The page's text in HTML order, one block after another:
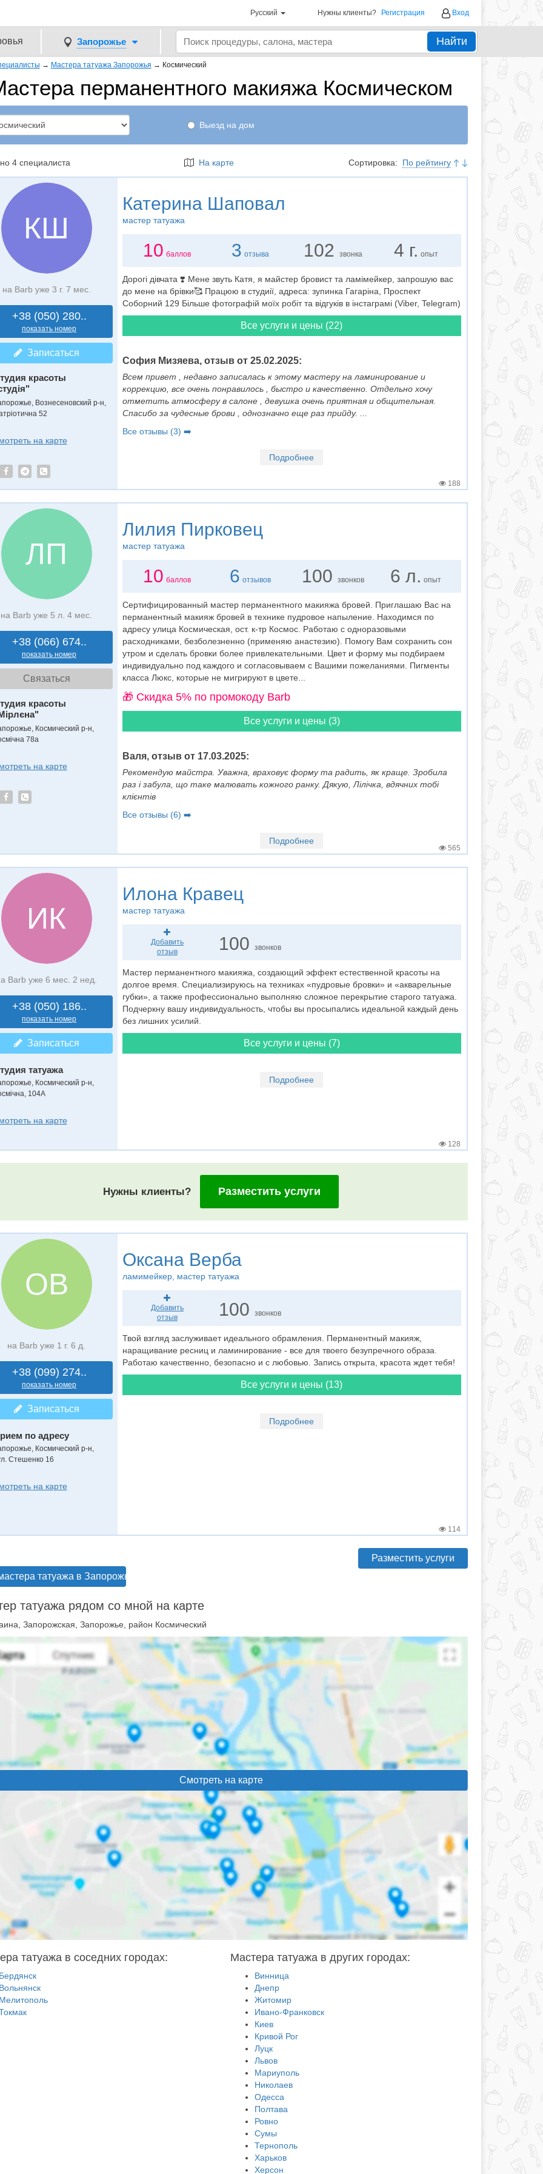
Русский Нужны клиенты? Регистрация Вход
Запорожье Найти
→ Мастера татуажа Запорожья → Космический
перманентного макияжа Космическом
Выезд на дом
4 специалиста На карте Сортировка: По рейтингу
КШ
на Barb уже 3 г. 7 мес.
+38 (050) 280..
показать номер
Записаться
красоты
Вознесеновский р-н,
52
на карте
Катерина Шаповал
мастер татуажа
10 баллов 3 отзыва 102 звонка 4 г. опыт
Дорогі дівчата ❣️ Мене звуть Катя, я майстер бровист та ламімейкер, запрошую вас
до мене на брівки🥰 Працюю в студиії, адреса: зупинка Гагаріна, Проспект
Соборний 129 Більше фотографій моїх робіт та відгуків в інстаграмі (Viber, Telegram)
Все услуги и цены (22)
София Мизяева, отзыв от 25.02.2025:
Всем привет , недавно записалась к этому мастеру на ламинирование и
коррекцию, все очень понравилось , быстро и качественно. Отдельно хочу
отметить атмосферу в салоне , девушка очень приятная и общительная.
Спасибо за чудесные брови , однозначно еще раз прийду. ...
Все отзывы (3) ➡️
Подробнее
188
ЛП
на Barb уже 5 л. 4 мес.
+38 (066) 674..
показать номер
Связаться
красоты
Космический р-н,
78а
на карте
Лилия Пирковец
мастер татуажа
10 баллов 6 отзывов 100 звонков 6 л. опыт
Сертифицированный мастер перманентного макияжа бровей. Приглашаю Вас на
перманентный макияж бровей в технике пудровое напыление. Находимся по
адресу улица Космическая, ост. к-тр Космос. Работаю с одноразовыми
расходниками, безболезненно (применяю анастезию). Помогу Вам сохранить сон
утром и сделать бровки более привлекательными. Цвет и форму мы подбираем
индивидуально под каждого и согласовываем с Вашими пожеланиями. Пигменты
класса Люкс, которые не мигрируют в цвете...
🎁 Cкидка 5% по промокоду Barb
Все услуги и цены (3)
Валя, отзыв от 17.03.2025:
Рекомендую майстра. Уважна, враховує форму та радить, як краще. Зробила
раз і забула, що таке малювать кожного ранку. Дякую, Лілічка, вдячних тобі
клієнтів
Все отзывы (6) ➡️
Подробнее
565
ИК
Barb уже 6 мес. 2 нед.
+38 (050) 186..
показать номер
Записаться
татуажа
Космический р-н,
104А
на карте
Илона Кравец
мастер татуажа
Добавить
отзыв
100звонков
Мастер перманентного макияжа, создающий эффект естественной красоты на
долгое время. Специализируюсь на техниках «пудровые бровки» и «акварельные
губки», а также профессионально выполняю сложное перекрытие старого татуажа.
Подчеркну вашу индивидуальность, чтобы вы просыпались идеальной каждый день
без лишних усилий.
Все услуги и цены (7)
Подробнее
128
Нужны клиенты? Разместить услуги
ОВ
на Barb уже 1 г. 6 д.
+38 (099) 274..
показать номер
Записаться
по адресу
Космический р-н,
Стешенко 16
на карте
Оксана Верба
ламимейкер, мастер татуажа
Добавить
отзыв
100звонков
Твой взгляд заслуживает идеального обрамления. Перманентный макияж,
наращивание ресниц и ламинирование - все для твоего безупречного образа.
Работаю качественно, безопасно и с любовью. Запись открыта, красота ждет тебя!
Все услуги и цены (13)
Подробнее
114
татуажа в Запорожье
Разместить услуги
татуажа рядом со мной на карте
Запорожская, Запорожье, район Космический
Смотреть на карте
татуажа в соседних городах: Мастера татуажа в других городах:
Винница
Днепр
Житомир
Ивано-Франковск
Киев
Кривой Рог
Луцк
Львов
Мариуполь
Николаев
Одесса
Полтава
Ровно
Сумы
Тернополь
Харьков
Херсон